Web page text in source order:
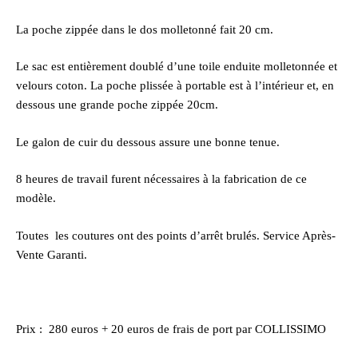
La poche zippée dans le dos molletonné fait 20 cm.
Le sac est entièrement doublé d’une toile enduite molletonnée et
velours coton. La poche plissée à portable est à l’intérieur et, en
dessous une grande poche zippée 20cm.
Le galon de cuir du dessous assure une bonne tenue.
8 heures de travail furent nécessaires à la fabrication de ce
modèle.
Toutes les coutures ont des points d’arrêt brulés. Service Après-
Vente Garanti.
Prix : 280 euros + 20 euros de frais de port par COLLISSIMO